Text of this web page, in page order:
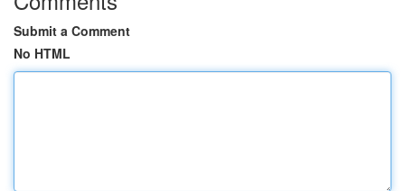
Submit a Comment
No HTML